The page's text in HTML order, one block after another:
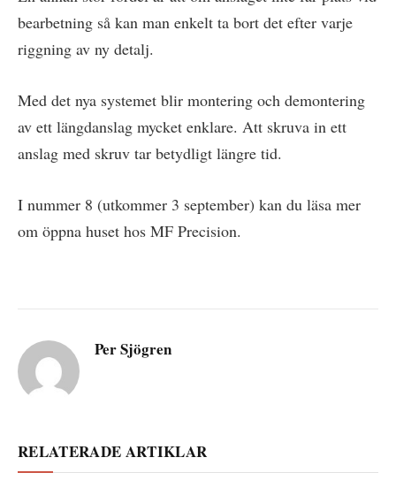
bearbetning så kan man enkelt ta bort det efter varje
riggning av ny detalj.
Med det nya systemet blir montering och demontering
av ett längdanslag mycket enklare. Att skruva in ett
anslag med skruv tar betydligt längre tid.
I nummer 8 (utkommer 3 september) kan du läsa mer
om öppna huset hos MF Precision.
Per Sjögren
RELATERADE ARTIKLAR